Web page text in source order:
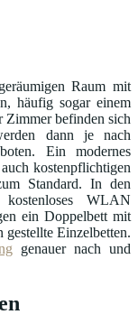
Raum mit
häufig sogar einem
Zimmer befinden sich
dann je nach
Ein modernes
kostenpflichtigen
Standard. In den
WLAN
ein Doppelbett mit
gestellte Einzelbetten.
genauer nach und